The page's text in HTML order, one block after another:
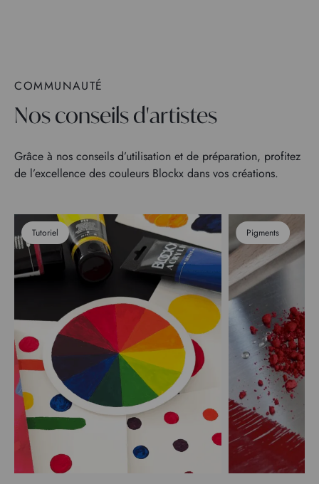
COMMUNAUTÉ
Nos conseils d'artistes
Grâce à nos conseils d’utilisation et de préparation, profitez
de l’excellence des couleurs Blockx dans vos créations.
Tutoriel Pigments